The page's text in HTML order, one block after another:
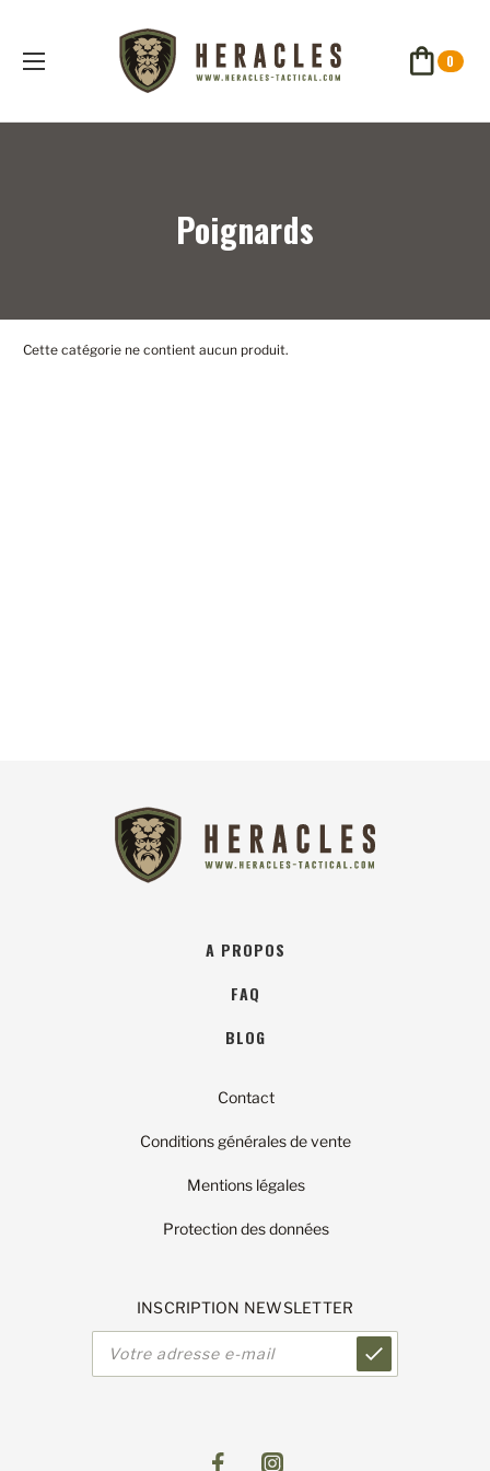
0
Poignards
Cette catégorie ne contient aucun produit.
A PROPOS
FAQ
BLOG
Contact
Conditions générales de vente
Mentions légales
Protection des données
INSCRIPTION NEWSLETTER